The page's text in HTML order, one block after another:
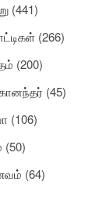
(441)
(266)
(200)
(45)
(106)
(50)
(64)